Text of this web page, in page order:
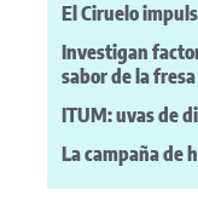
El Ciruelo
Investigan
sabor de la fresa
ITUM: uvas de
La campaña de